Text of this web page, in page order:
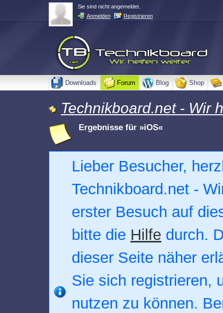
Sie sind nicht angemeldet.
Anmelden
Registrieren
Downloads Forum Blog Shop
Technikboard.net - Wir
Ergebnisse für »iOS«
Lieber Besucher,
Technikboard.net -
erster Besuch auf
bitte die Hilfe durch.
dieser Seite näher
Sie sich registrieren,
nutzen zu können.